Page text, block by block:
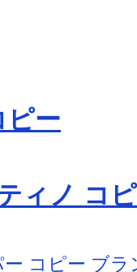
ー
ィノ コ
コピー ブラ